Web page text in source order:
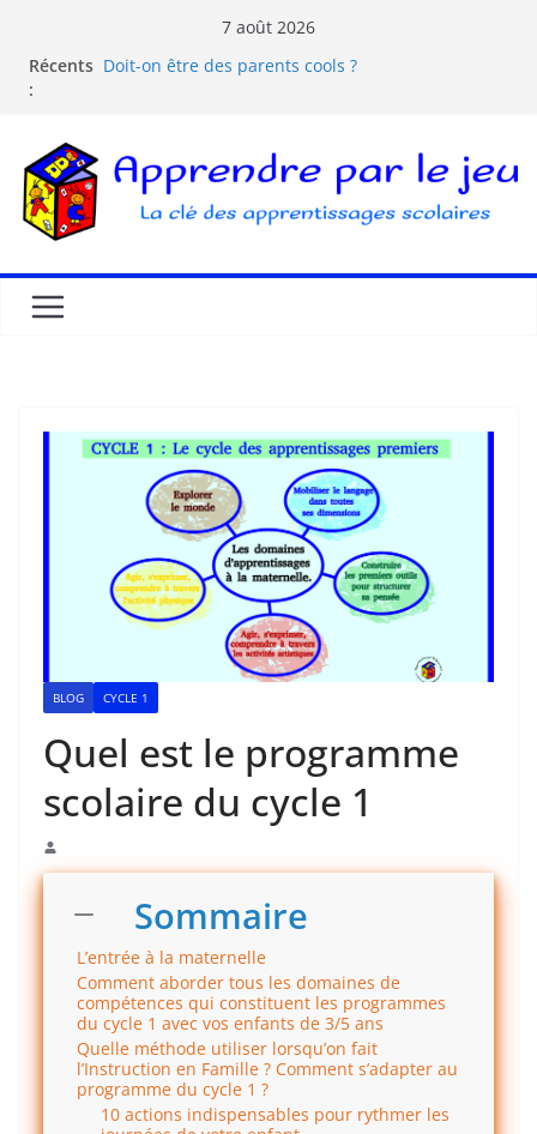
7 août 2026
Récents
:
Doit-on être des parents cools ?
La pédagogie Montessori est-elle ludique ?
BLOG CYCLE 1
Quel est le programme
scolaire du cycle 1
Sommaire
L’entrée à la maternelle
Comment aborder tous les domaines de
compétences qui constituent les programmes
du cycle 1 avec vos enfants de 3/5 ans
Quelle méthode utiliser lorsqu’on fait
l’Instruction en Famille ? Comment s’adapter au
programme du cycle 1 ?
10 actions indispensables pour rythmer les